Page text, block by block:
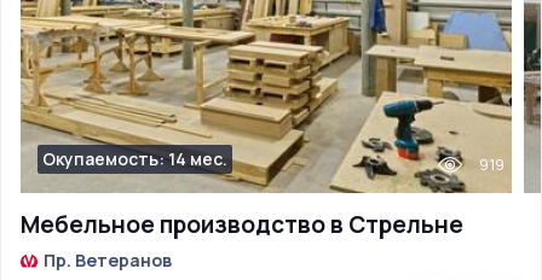
Мебельное производство в Стрельне
Окупаемость: 14 мес. 919
Пр. Ветеранов